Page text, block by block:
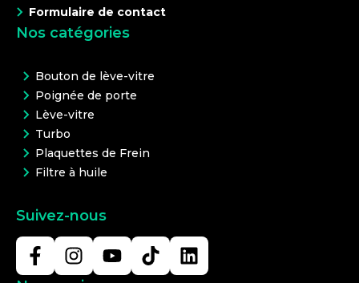
Formulaire de contact
Nos catégories
Bouton de lève-vitre
Poignée de porte
Lève-vitre
Turbo
Plaquettes de Frein
Filtre à huile
Suivez-nous